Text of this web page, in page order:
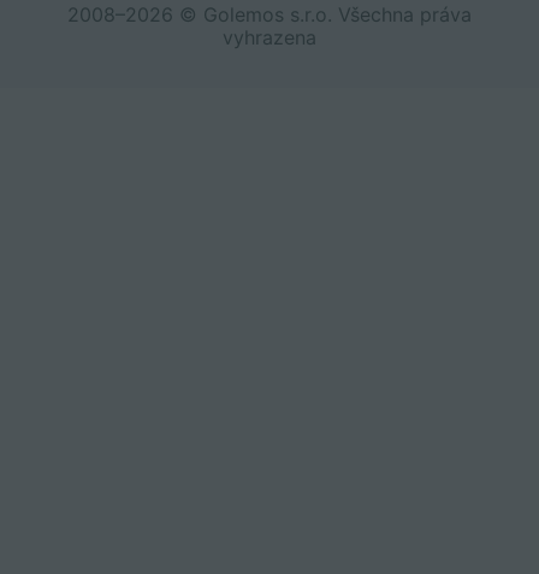
2008–2026 © Golemos s.r.o. Všechna práva
vyhrazena